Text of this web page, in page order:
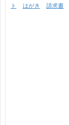
ト
はがき 請求書